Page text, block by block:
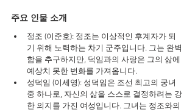
주요 인물 소개
정조 (이준호): 정조는 이상적인 후계자가 되
기 위해 노력하는 차기 군주입니다. 그는 완벽
함을 추구하지만, 덕임과의 사랑은 그의 삶에
예상치 못한 변화를 가져옵니다.
성덕임 (이세영): 성덕임은 조선 최고의 궁녀
중 하나로, 자신의 삶을 스스로 결정하려는 강
한 의지를 가진 여성입니다. 그녀는 정조와의